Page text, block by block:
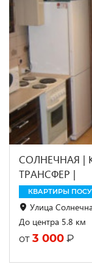
СОЛНЕЧНАЯ |
ТРАНСФЕР |
КВАРТИРЫ
Улица
До центра 5.8 км
от 3 000 ₽